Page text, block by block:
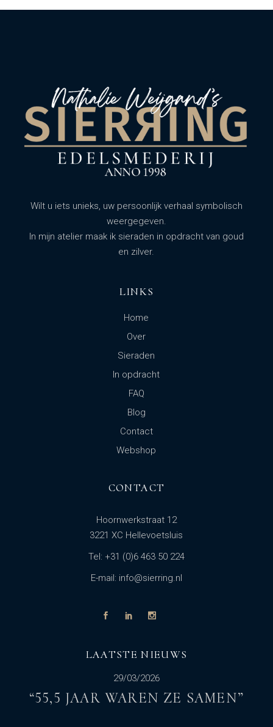
Wilt u iets unieks, uw persoonlijk verhaal symbolisch
weergegeven.
In mijn atelier maak ik sieraden in opdracht van goud
en zilver.
LINKS
Home
Over
Sieraden
In opdracht
FAQ
Blog
Contact
Webshop
CONTACT
Hoornwerkstraat 12
3221 XC Hellevoetsluis
Tel: +31 (0)6 463 50 224
E-mail: info@sierring.nl
LAATSTE NIEUWS
29/03/2026
“55,5 JAAR WAREN ZE SAMEN”